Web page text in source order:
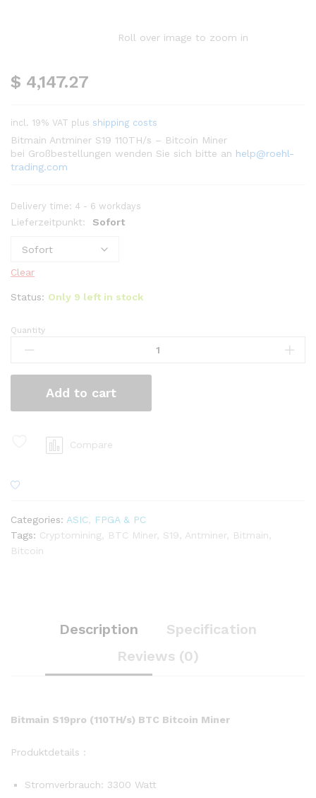
Roll over image to zoom in
$ 4,147.27
incl. 19% VAT plus shipping costs
Bitmain Antminer S19 110TH/s – Bitcoin Miner
bei Großbestellungen wenden Sie sich bitte an help@roehl-
trading.com
Delivery time: 4 - 6 workdays
Lieferzeitpunkt: Sofort
Clear
Status: Only 9 left in stock
Quantity
Add to cart
Compare
Categories: ASIC
FPGA & PC
Tags: Cryptomining BTC Miner, S19 Antminer, Bitmain
Bitcoin
Description
Specification
Reviews (0)
Bitmain S19pro (110TH/s) BTC Bitcoin Miner
Produktdetails :
Stromverbrauch: 3300 Watt